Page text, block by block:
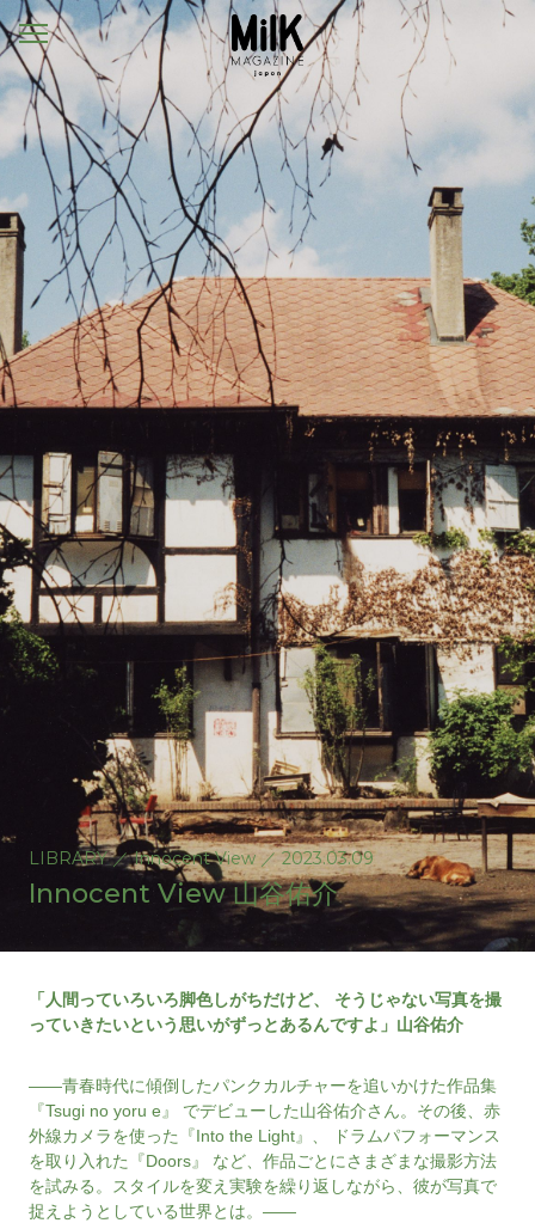
メ
ニ
ュ
ー
LIBRARY／Innocent View／2023.03.09
Innocent View 山谷佑介
「人間っていろいろ脚色しがちだけど、 そうじゃない写真を撮
っていきたいという思いがずっとあるんですよ」山谷佑介
——青春時代に傾倒したパンクカルチャーを追いかけた作品集
『Tsugi no yoru e』 でデビューした山谷佑介さん。その後、赤
外線カメラを使った『Into the Light』、 ドラムパフォーマンス
を取り入れた『Doors』 など、作品ごとにさまざまな撮影方法
を試みる。スタイルを変え実験を繰り返しながら、彼が写真で
捉えようとしている世界とは。——